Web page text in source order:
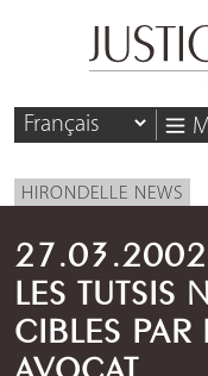
HIRONDELLE NEWS
27.03.2002
LES TUTSIS
CIBLES PAR
AVOCAT